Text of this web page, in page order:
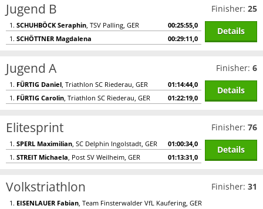
Jugend B
1. SCHUHBÖCK Seraphin, TSV Palling, GER
00:25:55,0
1. SCHÖTTNER Magdalena 00:29:11,0
Finisher: 25
Details
Jugend A
1. FÜRTIG Daniel, Triathlon SC Riederau, GER
01:14:44,0
1. FÜRTIG Carolin, Triathlon SC Riederau, GER 01:22:19,0
Finisher: 6
Details
Elitesprint
1. SPERL Maximilian, SC Delphin Ingolstadt, GER
01:00:34,0
1. STREIT Michaela, Post SV Weilheim, GER 01:13:31,0
Finisher: 76
Details
Volkstriathlon
1. EISENLAUER Fabian, Team Finsterwalder VfL Kaufering, GER
Finisher: 31